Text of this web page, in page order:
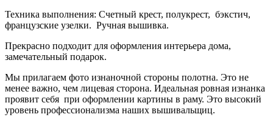
Техника выполнения: Счетный крест, полукрест, бэкстич,
французские узелки. Ручная вышивка.
Прекрасно подходит для оформления интерьера дома,
замечательный подарок.
Мы прилагаем фото изнаночной стороны полотна. Это не
менее важно, чем лицевая сторона. Идеальная ровная изнанка
проявит себя при оформлении картины в раму. Это высокий
уровень профессионализма наших вышивальщиц.